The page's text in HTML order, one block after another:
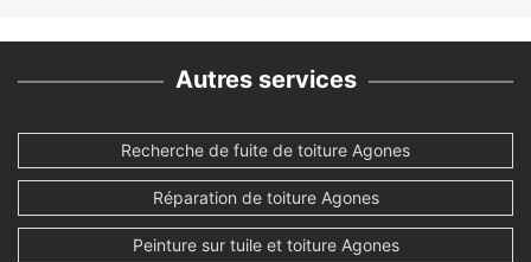
Autres services
Recherche de fuite de toiture Agones
Réparation de toiture Agones
Peinture sur tuile et toiture Agones